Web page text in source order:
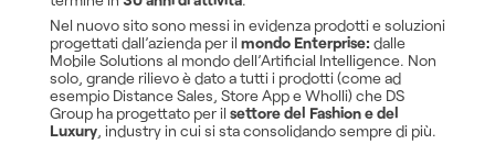
Nel nuovo sito sono messi in evidenza prodotti e soluzioni
progettati dall’azienda per il mondo Enterprise: dalle
Mobile Solutions al mondo dell’Artificial Intelligence. Non
solo, grande rilievo è dato a tutti i prodotti (come ad
esempio Distance Sales, Store App e Wholli) che DS
Group ha progettato per il settore del Fashion e del
Luxury , industry in cui si sta consolidando sempre di più.